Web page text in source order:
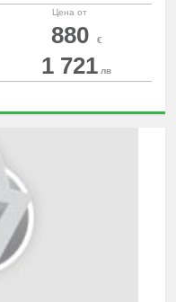
Цена от
880 €
1 721 лв